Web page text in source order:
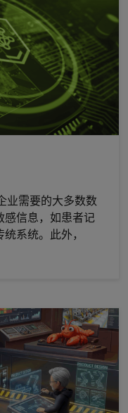
业需要的大多数数
感信息，如患者记
系统。此外，
主、自演化代理